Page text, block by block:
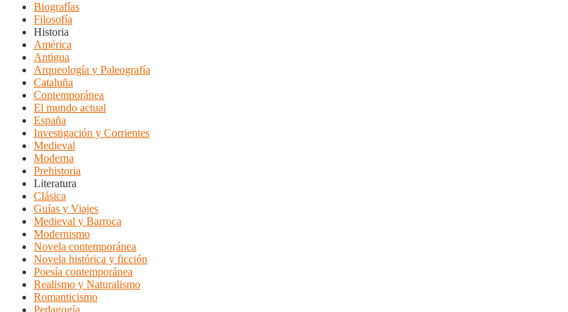
Biografías
Filosofía
Historia
América
Antigua
Arqueología y Paleografía
Cataluña
Contemporánea
El mundo actual
España
Investigación y Corrientes
Medieval
Moderna
Prehistoria
Literatura
Clásica
Guías y Viajes
Medieval y Barroca
Modernismo
Novela contemporánea
Novela histórica y ficción
Poesía contemporánea
Realismo y Naturalismo
Romanticismo
Pedagogía